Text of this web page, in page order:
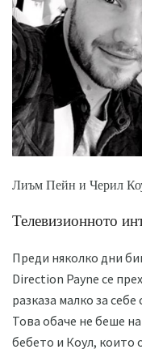
Лиъм Пейн и Черил
Телевизионното
Преди няколко дни
Direction Payne се
разказа малко за
Това обаче не беше
бебето и Коул, които